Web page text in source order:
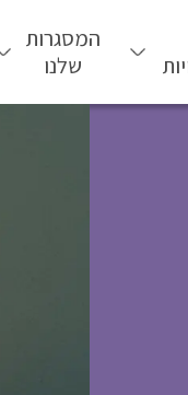
המסגרות
שלנו